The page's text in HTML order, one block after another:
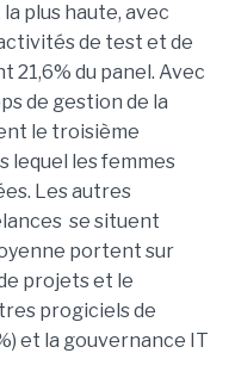
plus haute, avec
de test et de
21,6% du panel. Avec
de gestion de la
le troisième
lequel les femmes
Les autres
se situent
portent sur
de projets et le
progiciels de
et la gouvernance IT